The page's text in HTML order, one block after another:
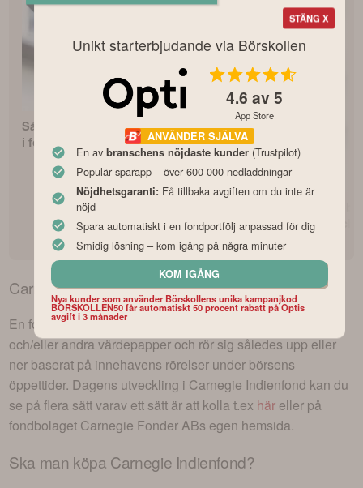
Så börjar du investera
i fonder som nybörjare
Avanza Zero – Bästa
indexfonden?
omdöme och
Carnegie Indienfondkurs – dagens utveckling
En fond liktCarnegie Indienfond
och/eller andra värdepapper och rör sig således upp eller
ner baserat på innehavens rörelser under börsens
öppettider. Dagens utveckling i Carnegie Indienfond kan du
se på flera sätt varav ett sätt är att kolla t.ex här eller på
fondbolaget Carnegie Fonder ABs egen hemsida.
Ska man köpa Carnegie Indienfond?
STÄNG X
Unikt starterbjudande via Börskollen
4.6 av 5
App Store
ANVÄNDER SJÄLVA
En av branschens nöjdaste kunder(Trustpilot)
Populär sparapp – över 600 000 nedladdningar
Nöjdhetsgaranti: Få tillbaka avgiften om du inte är
nöjd
Spara automatiskt i en fondportfölj anpassad för dig
Smidig lösning – kom igång på några minuter
KOM IGÅNG
Nya kunder som använder Börskollens unika kampanjkod
BORSKOLLEN50 får automatiskt 50 procent rabatt på Optis
avgift i 3 månader